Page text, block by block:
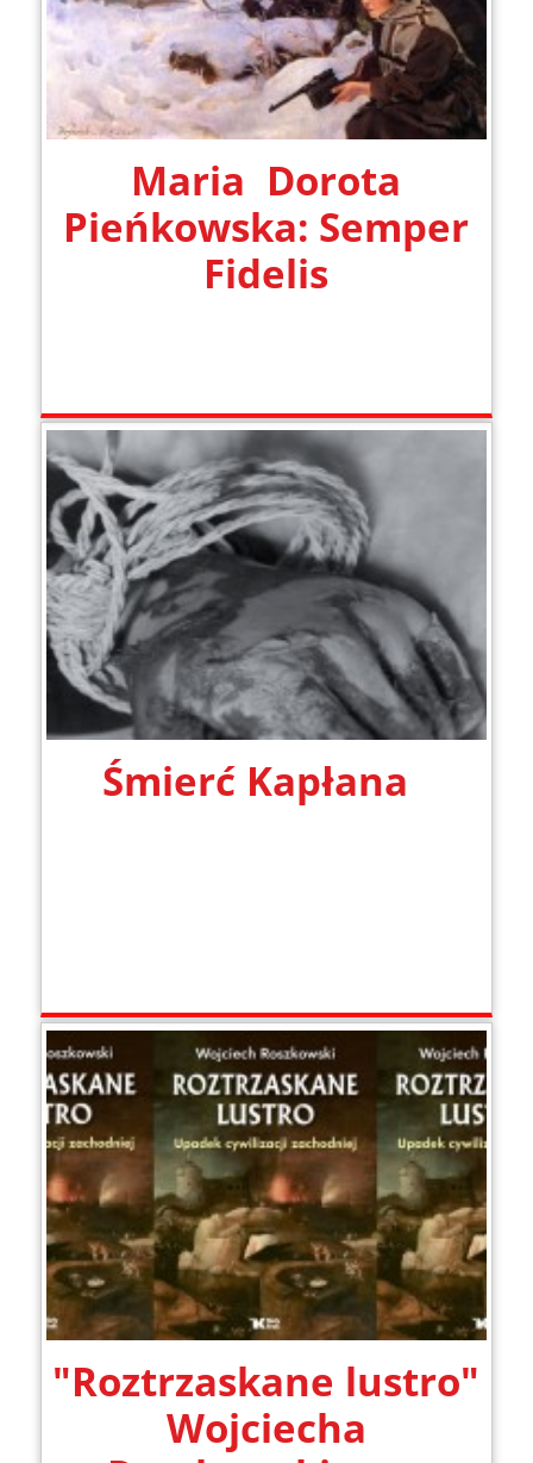
Maria Dorota
Pieńkowska: Semper
Fidelis
Śmierć Kapłana
"Roztrzaskane lustro"
Wojciecha